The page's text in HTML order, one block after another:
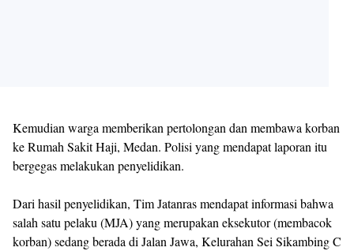
Kemudian warga memberikan pertolongan dan membawa korban
ke Rumah Sakit Haji, Medan. Polisi yang mendapat laporan itu
bergegas melakukan penyelidikan.
Dari hasil penyelidikan, Tim Jatanras mendapat informasi bahwa
salah satu pelaku (MJA) yang merupakan eksekutor (membacok
korban) sedang berada di Jalan Jawa, Kelurahan Sei Sikambing C